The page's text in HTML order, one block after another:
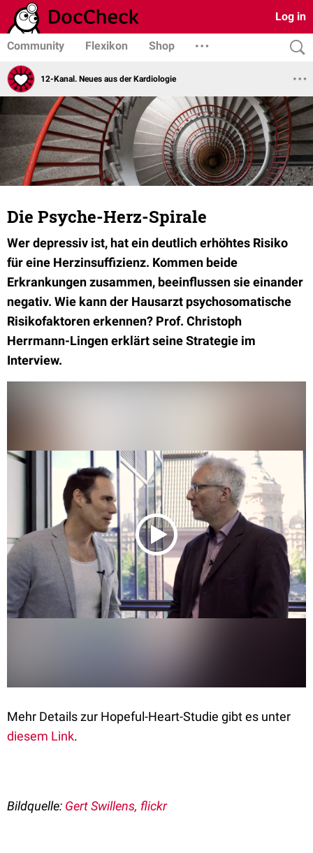
Log in
Community Flexikon Shop
12-Kanal. Neues aus der Kardiologie
Die Psyche-Herz-Spirale
Wer depressiv ist, hat ein deutlich erhöhtes Risiko
für eine Herzinsuffizienz. Kommen beide
Erkrankungen zusammen, beeinflussen sie einander
negativ. Wie kann der Hausarzt psychosomatische
Risikofaktoren erkennen? Prof. Christoph
Herrmann-Lingen erklärt seine Strategie im
Interview.
Mehr Details zur Hopeful-Heart-Studie gibt es unter
diesem Link.
Bildquelle: Gert Swillens, flickr